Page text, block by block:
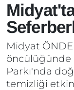
Midyat
öncülüğünde
Parkı'nda
temizliği